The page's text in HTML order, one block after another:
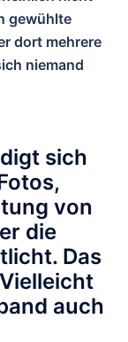
gewühlte
dort mehrere
niemand
sich
von
die
Das
auch